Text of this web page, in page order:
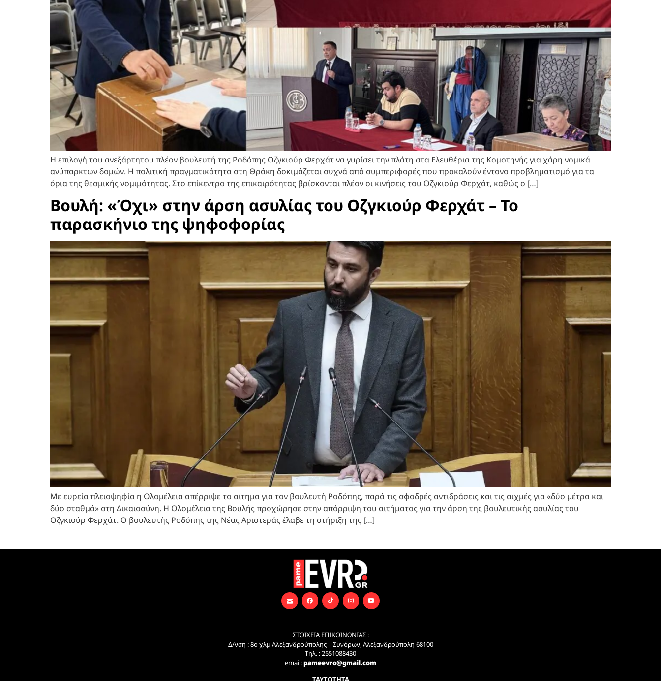
Η επιλογή του ανεξάρτητου πλέον βουλευτή της Ροδόπης Οζγκιούρ Φερχάτ να γυρίσει την πλάτη στα Ελευθέρια της Κομοτηνής για χάρη νομικά
ανύπαρκτων δομών. Η πολιτική πραγματικότητα στη Θράκη δοκιμάζεται συχνά από συμπεριφορές που προκαλούν έντονο προβληματισμό για τα
όρια της θεσμικής νομιμότητας. Στο επίκεντρο της επικαιρότητας βρίσκονται πλέον οι κινήσεις του Οζγκιούρ Φερχάτ, καθώς ο […]
Βουλή: «Όχι» στην άρση ασυλίας του Οζγκιούρ Φερχάτ – Το
παρασκήνιο της ψηφοφορίας
Με ευρεία πλειοψηφία η Ολομέλεια απέρριψε το αίτημα για τον βουλευτή Ροδόπης, παρά τις σφοδρές αντιδράσεις και τις αιχμές για «δύο μέτρα και
δύο σταθμά» στη Δικαιοσύνη. Η Ολομέλεια της Βουλής προχώρησε στην απόρριψη του αιτήματος για την άρση της βουλευτικής ασυλίας του
Οζγκιούρ Φερχάτ. Ο βουλευτής Ροδόπης της Νέας Αριστεράς έλαβε τη στήριξη της […]
ΣΤΟΙΧΕΙΑ ΕΠΙΚΟΙΝΩΝΙΑΣ :
Δ/νση : 8ο χλμ Αλεξανδρούπολης – Συνόρων, Αλεξανδρούπολη 68100
Τηλ. : 2551088430
email:pameevro@gmail.com